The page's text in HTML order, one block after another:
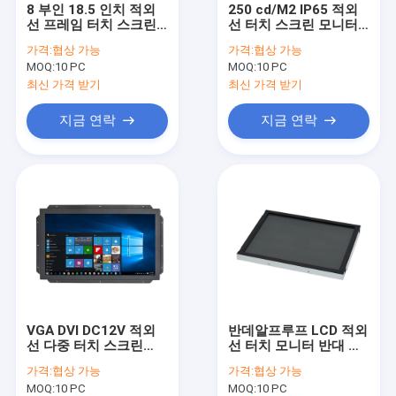
8 부인 18.5 인치 적외
선 프레임 터치 스크린
가격:협상 가능
MOQ:10 PC
최신 가격 받기
지금 연락
250 cd/M2 IP65 적외
선 터치 스크린 모니터
가격:협상 가능
MOQ:10 PC
최신 가격 받기
지금 연락
VGA DVI DC12V 적외
선 다중 터치 스크린
가격:협상 가능
MOQ:10 PC
반데알프루프 LCD 적외
선 터치 모니터 반대 글
가격:협상 가능
MOQ:10 PC